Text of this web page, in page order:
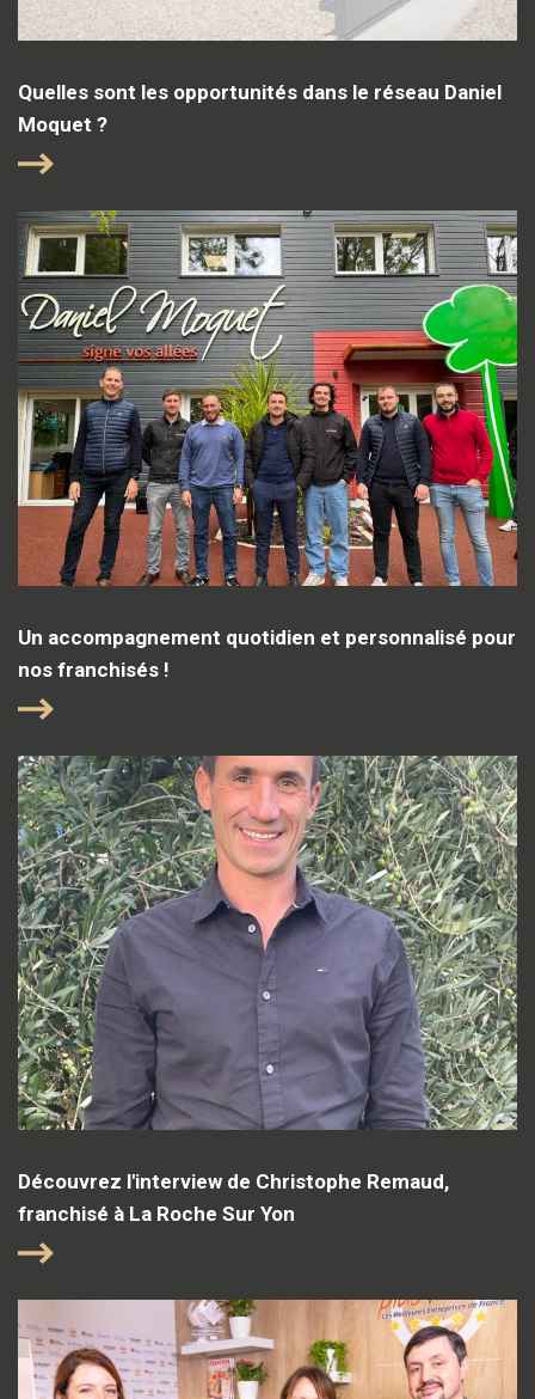
Quelles sont les opportunités dans le réseau Daniel
Moquet ?
Un accompagnement quotidien et personnalisé pour
nos franchisés !
Découvrez l'interview de Christophe Remaud,
franchisé à La Roche Sur Yon